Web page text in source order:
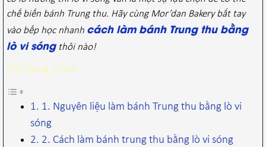
chế biến bánh Trung thu. Hãy cùng Mor’dan Bakery bắt tay
vào bếp học nhanh cách làm bánh Trung thu bằng
lò vi sóngthôi nào!
Nội dung chính
1. Nguyên liệu làm bánh Trung thu bằng lò vi
sóng
2. Cách làm bánh trung thu bằng lò vi sóng